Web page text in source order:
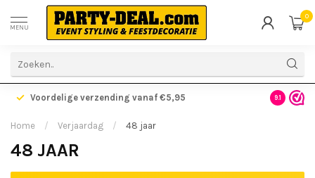
MENU
0
Voordelige verzending vanaf €5,95 Gratis
9.1
Home / Verjaardag / 48 jaar
48 JAAR